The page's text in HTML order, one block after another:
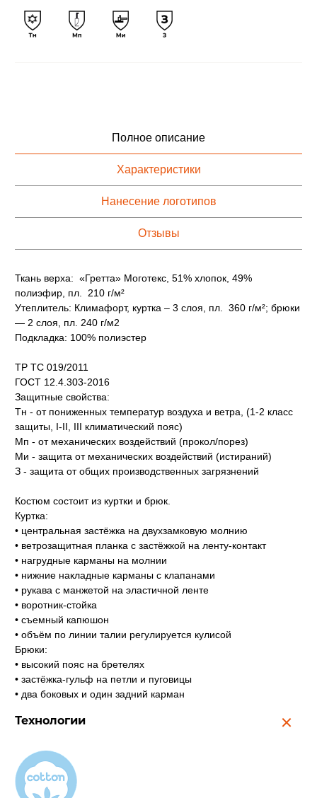
Полное описание
Характеристики
Нанесение логотипов
Отзывы
Ткань верха: «Гретта» Моготекс, 51% хлопок, 49%
полиэфир, пл. 210 г/м²
Утеплитель: Климафорт, куртка – 3 слоя, пл. 360 г/м²; брюки
— 2 слоя, пл. 240 г/м2
Подкладка: 100% полиэстер
ТР ТС 019/2011
ГОСТ 12.4.303-2016
Защитные свойства:
Тн - от пониженных температур воздуха и ветра, (1-2 класс
защиты, I-II, III климатический пояс)
Мп - от механических воздействий (прокол/порез)
Ми - защита от механических воздействий (истираний)
З - защита от общих производственных загрязнений
Костюм состоит из куртки и брюк.
Куртка:
• центральная застёжка на двухзамковую молнию
• ветрозащитная планка с застёжкой на ленту-контакт
• нагрудные карманы на молнии
• нижние накладные карманы с клапанами
• рукава с манжетой на эластичной ленте
• воротник-стойка
• съемный капюшон
• объём по линии талии регулируется кулисой
Брюки:
• высокий пояс на бретелях
• застёжка-гульф на петли и пуговицы
• два боковых и один задний карман
Технологии